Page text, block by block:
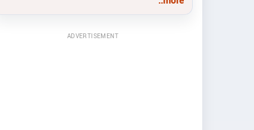
ADVERTISEMENT